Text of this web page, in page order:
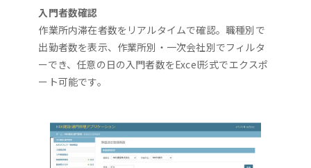
入門者数確認
作業所内滞在者数をリアルタイムで確認。職種別で
出勤者数を表示、作業所別・一次会社別でフィルタ
ーでき、任意の日の入門者数をExcel形式でエクスポ
ート可能です。